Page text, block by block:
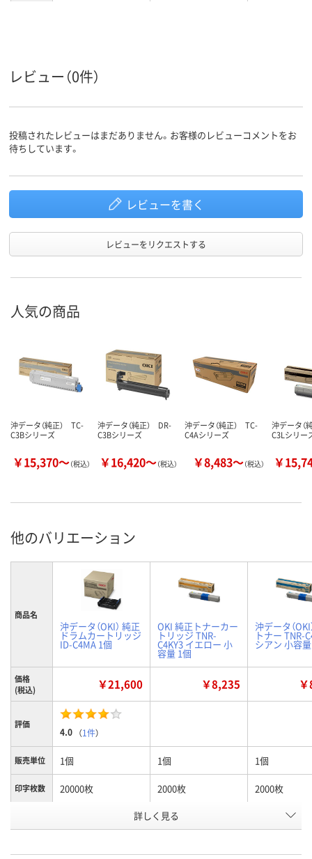
レビュー（0件）
投稿されたレビューはまだありません。お客様のレビューコメントをお
待ちしています。
レビューを書く
レビューをリクエストする
人気の商品
沖データ（純正） TC-
C3Bシリーズ
￥15,370～（税込）
沖データ（純正） DR-
C3Bシリーズ
￥16,420～（税込）
沖データ（純正） TC-
C4Aシリーズ
￥8,483～（税込）
沖データ（
C3Lシリー
￥
他のバリエーション
商品名
沖データ（OKI） 純正
ドラムカートリッジ
ID-C4MA 1個
OKI 純正トナーカー
トリッジ TNR-
C4KY3 イエロー 小
容量 1個
沖データ（OKI
トナー TNR-
シアン 小容
価格
(税込)
￥21,600 ￥8,235
評価
4.0 （1件）
販売単位 1個 1個 1個
印字枚数 20000枚 2000枚 2000枚
イエロー
号
詳しく見る